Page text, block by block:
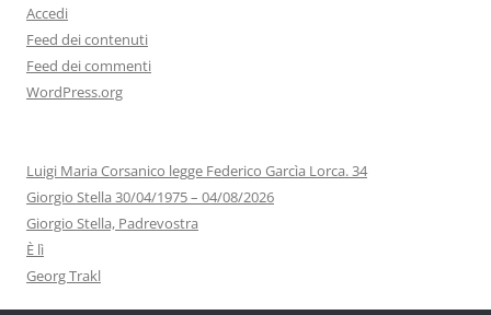
Accedi
Feed dei contenuti
Feed dei commenti
WordPress.org
Luigi Maria Corsanico legge Federico Garcìa Lorca. 34
Giorgio Stella 30/04/1975 – 04/08/2026
Giorgio Stella, Padrevostra
È lì
Georg Trakl